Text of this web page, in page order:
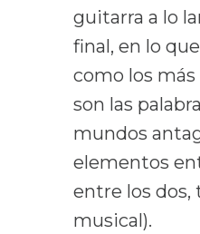
guitarra a lo
final, en lo
como los
son las
mundos
elementos
entre los dos,
musical).